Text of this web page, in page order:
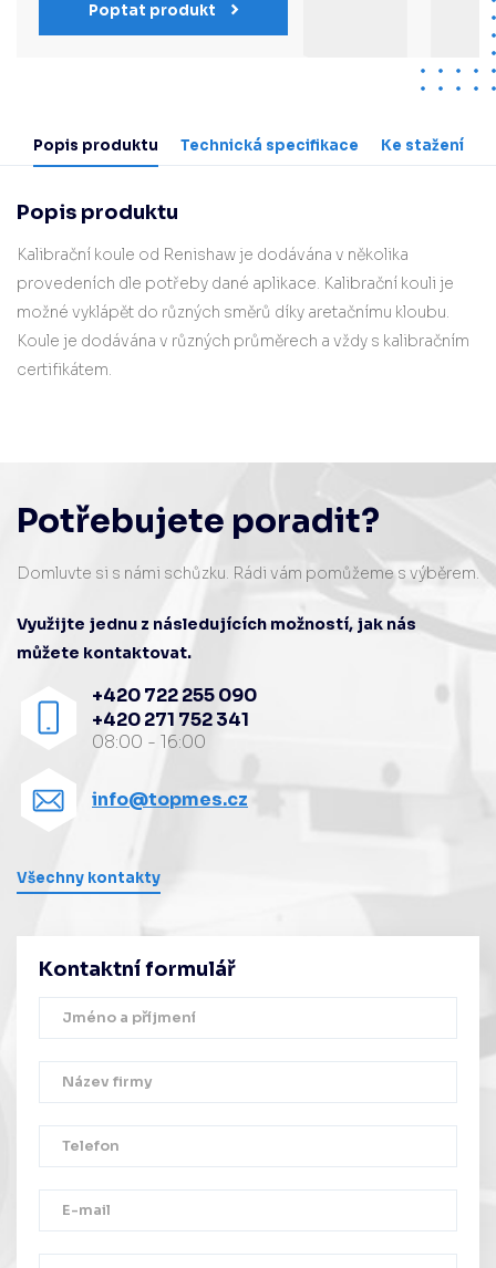
Poptat produkt
Popis produktu Technická specifikace Ke stažení
Popis produktu
Kalibrační koule od Renishaw je dodávána v několika
provedeních dle potřeby dané aplikace. Kalibrační kouli je
možné vyklápět do různých směrů díky aretačnímu kloubu.
Koule je dodávána v různých průměrech a vždy s kalibračním
certifikátem.
Potřebujete poradit?
Domluvte si s námi schůzku. Rádi vám pomůžeme s výběrem.
Využijte jednu z následujících možností, jak nás
můžete kontaktovat.
+420 722 255 090
+420 271 752 341
08:00 - 16:00
info@topmes.cz
Všechny kontakty
Kontaktní formulář
Vaše zpráva byla úspěšně odeslána.